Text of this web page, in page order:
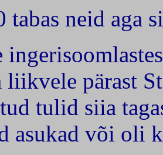
tabas neid aga
liikvele pärast
tulid siia
asukad või oli